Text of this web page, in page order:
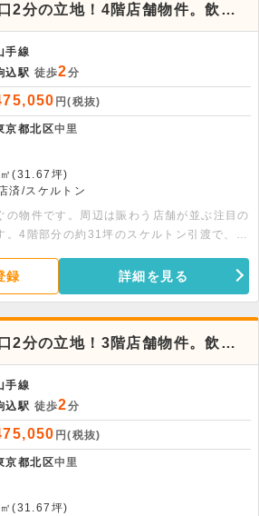
2分の立地！4階店舗物件。飲
手線
込駅 徒歩2分
円(税抜)
京都北区中里
(31.67坪)
済/スケルトン
の物件です。周辺は賑わう店舗が並ぶ注目の
。4階部分の約31坪のスケルトン引渡で、物
録 詳細を見る
2分の立地！3階店舗物件。飲
手線
込駅 徒歩2分
円(税抜)
京都北区中里
(31.67坪)